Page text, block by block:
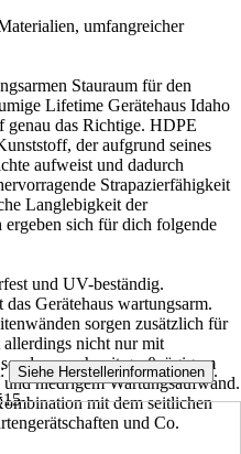
umfangreicher
Stauraum für den
Lifetime Gerätehaus Idaho
das Richtige. HDPE
der aufgrund seines
aufweist und dadurch
Strapazierfähigkeit
Langlebigkeit der
ergeben sich für dich folgende
und UV-beständig.
Gerätehaus wartungsarm.
sorgen zusätzlich für
allerdings nicht nur mit
auch mit großzügigem
niedrigem Wartungsaufwand.
mit dem seitlichen
und Co.
Siehe Herstellerinformationen .